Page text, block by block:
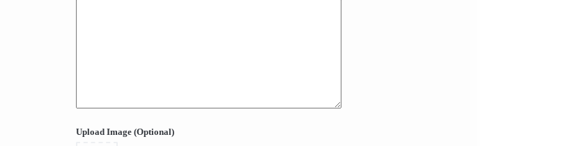
Upload Image (Optional)